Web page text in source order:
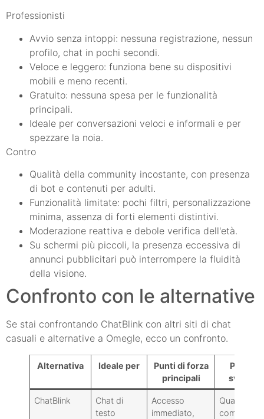
Professionisti
Avvio senza intoppi: nessuna registrazione, nessun
profilo, chat in pochi secondi.
Veloce e leggero: funziona bene su dispositivi
mobili e meno recenti.
Gratuito: nessuna spesa per le funzionalità
principali.
Ideale per conversazioni veloci e informali e per
spezzare la noia.
Contro
Qualità della community incostante, con presenza
di bot e contenuti per adulti.
Funzionalità limitate: pochi filtri, personalizzazione
minima, assenza di forti elementi distintivi.
Moderazione reattiva e debole verifica dell'età.
Su schermi più piccoli, la presenza eccessiva di
annunci pubblicitari può interrompere la fluidità
della visione.
Confronto con le alternative
Se stai confrontando ChatBlink con altri siti di chat
casuali e alternative a Omegle, ecco un confronto.
Alternativa Ideale per
Punti di forza
principali
ChatBlink
Chat di
testo
Accesso
immediato,
Qualità
comunità